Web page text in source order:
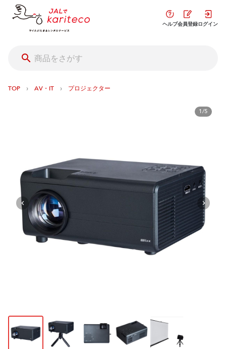
ヘルプ会員登録ログイン
TOP › AV・IT › プロジェクター
1/5